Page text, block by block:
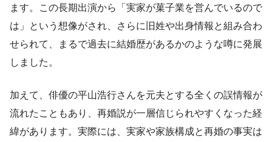
ます。この長期出演から「実家が菓子業を営んでいるので
は」という想像がされ、さらに旧姓や出身情報と組み合わ
せられて、まるで過去に結婚歴があるかのような噂に発展
しました。
加えて、俳優の平山浩行さんを元夫とする全くの誤情報が
流れたこともあり、再婚説が一層信じられやすくなった経
緯があります。実際には、実家や家族構成と再婚の事実は